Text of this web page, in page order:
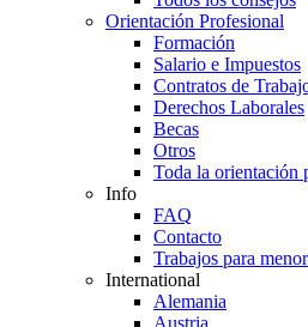
Orientación Profesional
Formación
Salario e Impuestos
Contratos de
Derechos Laborales
Becas
Otros
Toda la orientación
Info
FAQ
Contacto
Trabajos para
International
Alemania
Austria